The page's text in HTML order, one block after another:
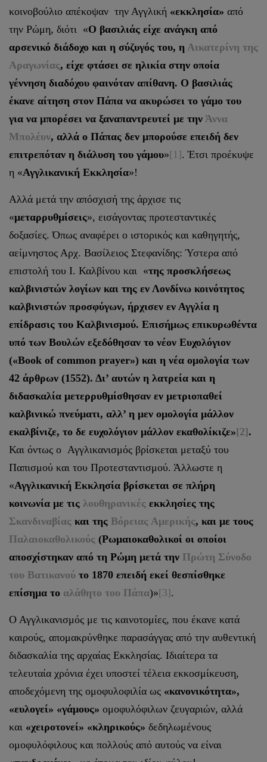
κοινοβούλιο απέκοψαν την Αγγλική «εκκλησία» από
την Ρώμη, διότι «Ο βασιλιάς είχε ανάγκη από
αρσενικό διάδοχο και η σύζυγός του, η Αικατερίνη της
Αραγωνίας, είχε φτάσει σε ηλικία στην οποία
γέννηση διαδόχου φαινόταν απίθανη. Ο βασιλιάς
έκανε αίτηση στον Πάπα να ακυρώσει το γάμο του
για να μπορέσει να ξαναπαντρευτεί με την Άννα
Μπολέυν, αλλά ο Πάπας δεν μπορούσε επειδή δεν
επιτρεπόταν η διάλυση του γάμου»[1]. Έτσι προέκυψε
η «Αγγλικανική Εκκλησία»!
Αλλά μετά την απόσχισή της άρχισε τις
«μεταρρυθμίσεις», εισάγοντας προτεσταντικές
δοξασίες. Όπως αναφέρει ο ιστορικός και καθηγητής,
αείμνηστος Αρχ. Βασίλειος Στεφανίδης: Ύστερα από
επιστολή του Ι. Καλβίνου και «της προσκλήσεως
καλβινιστών λογίων και της εν Λονδίνω κοινότητος
καλβινιστών προσφύγων, ήρχισεν εν Αγγλία η
επίδρασις του Καλβινισμού. Επισήμως επικυρωθέντα
υπό των Βουλών εξεδόθησαν το νέον Ευχολόγιον
(«Book of common prayer») και η νέα ομολογία των
42 άρθρων (1552). Δι’ αυτών η λατρεία και η
διδασκαλία μετερρυθμίσθησαν εν μετριοπαθεί
καλβινικώ πνεύματι, αλλ’ η μεν ομολογία μάλλον
εκαλβίνιζε, το δε ευχολόγιον μάλλον εκαθολίκιζε»[2].
Και όντως ο Αγγλικανισμός βρίσκεται μεταξύ του
Παπισμού και του Προτεσταντισμού. Άλλωστε η
«Αγγλικανική Εκκλησία βρίσκεται σε πλήρη
κοινωνία με τις λουθηρανικές εκκλησίες της
Σκανδιναβίας και της Βόρειας Αμερικής, και με τους
Παλαιοκαθολικούς (Ρωμαιοκαθολικοί οι οποίοι
αποσχίστηκαν από τη Ρώμη μετά την Πρώτη Σύνοδο
του Βατικανού το 1870 επειδή εκεί θεσπίσθηκε
επίσημα το αλάθητο του Πάπα)»[3].
Ο Αγγλικανισμός με τις καινοτομίες, που έκανε κατά
καιρούς, απομακρύνθηκε παρασάγγας από την αυθεντική
διδασκαλία της αρχαίας Εκκλησίας. Ιδιαίτερα τα
τελευταία χρόνια έχει υποστεί τέλεια εκκοσμίκευση,
αποδεχόμενη της ομοφυλοφιλία ως «κανονικότητα»,
«ευλογεί» «γάμους» ομοφυλόφιλων ζευγαριών, αλλά
και «χειροτονεί» «κληρικούς» δεδηλωμένους
ομοφυλόφιλους και πολλούς από αυτούς να είναι